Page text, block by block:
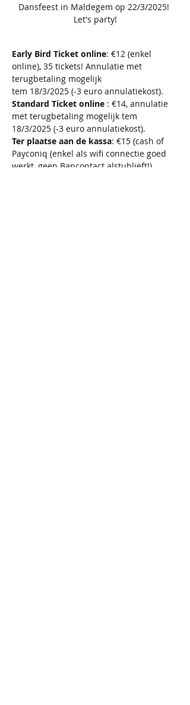
Dansfeest in Maldegem op 22/3/2025!
Let's party!
Early Bird Ticket online: €12 (enkel
online), 35 tickets! Annulatie met
terugbetaling mogelijk
tem 18/3/2025 (-3 euro annulatiekost).
Standard Ticket online : €14, annulatie
met terugbetaling mogelijk tem
18/3/2025 (-3 euro annulatiekost).
Ter plaatse aan de kassa: €15 (cash of
Payconiq (enkel als wifi connectie goed
werkt, geen Bancontact alstublieft!)